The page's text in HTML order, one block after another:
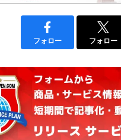
フォロー フォロー